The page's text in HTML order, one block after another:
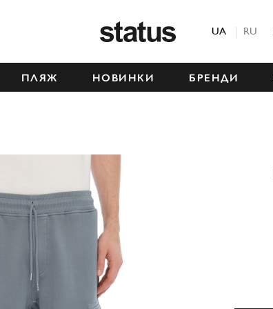
UA RU
ПЛЯЖ НОВИНКИ БРЕНДИ